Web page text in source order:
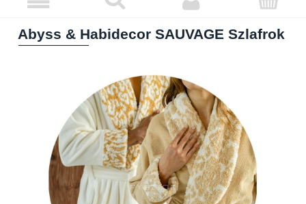
Abyss & Habidecor SAUVAGE Szlafrok